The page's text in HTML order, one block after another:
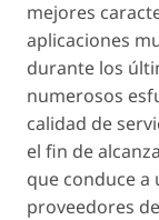
mejores
aplicaciones
durante los
numerosos
calidad de
el fin de
que conduce a
proveedores